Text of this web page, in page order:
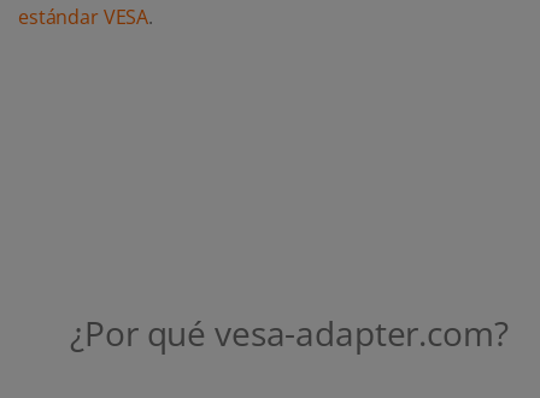
estándar VESA.
¿Por qué vesa-adapter.com?